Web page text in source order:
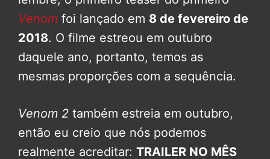
Venom foi lançado em 8 de fevereiro de
2018. O filme estreou em outubro
daquele ano, portanto, temos as
mesmas proporções com a sequência.
Venom 2 também estreia em outubro,
então eu creio que nós podemos
realmente acreditar: TRAILER NO MÊS